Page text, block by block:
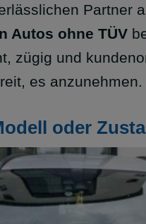
Partner
Autos ohne TÜV
zügig und
es anzunehmen.
oder